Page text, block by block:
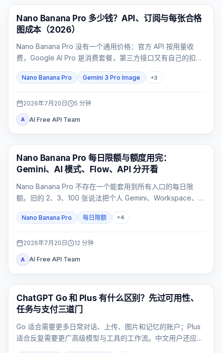
AI 图片生成
Nano Banana Pro 多少钱？API、订阅与每张合格
图成本（2026）
Nano Banana Pro 没有一个通用价格：官方 API 按用量收
费，Google AI Pro 是消费套餐，第三方接口又有自己的扣费
Nano Banana Pro Gemini 3 Pro Image +3
2026年7月20日 5 分钟
A AI Free API Team
AI 图片生成
Nano Banana Pro 每日限额与额度用完：
Gemini、AI 模式、Flow、API 分开看
Nano Banana Pro 不存在一个能套用到所有入口的每日限
额。旧的 2、3、100 张说法把个人 Gemini、Workspace、AI
口，再查看对应计量器。
Nano Banana Pro 每日限额 +4
2026年7月20日 12 分钟
A AI Free API Team
ChatGPT
ChatGPT Go 和 Plus 有什么区别？先过可用性、
任务与支付三道门
Go 适合需要更多日常对话、上传、图片和记忆的账户；Plus
适合反复需要更广高级模型与工具的工作流。中文用户还应先